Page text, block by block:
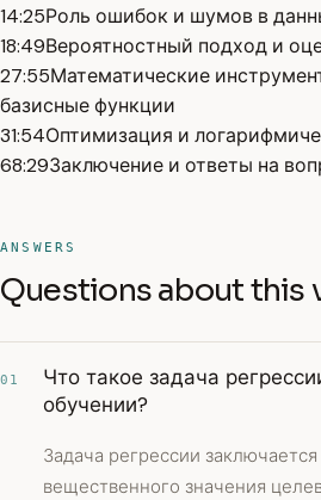
14:25Роль ошибок и шумов в
18:49Вероятностный подход и
27:55Математические
базисные функции
31:54Оптимизация и
68:29Заключение и ответы на
ANSWERS
Questions about this
01
Что такое задача
обучении?
Задача регрессии
вещественного значения